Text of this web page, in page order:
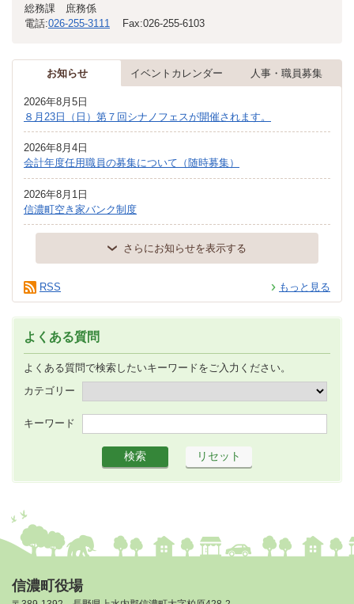
総務課 庶務係
電話:026-255-3111 Fax:026-255-6103
お知らせ イベントカレンダー 人事・職員募集
2026年8月5日
８月23日（日）第７回シナノフェスが開催されます。
2026年8月4日
会計年度任用職員の募集について（随時募集）
2026年8月1日
信濃町空き家バンク制度
さらにお知らせを表示する
もっと見る
RSS
よくある質問
よくある質問で検索したいキーワードをご入力ください。
カテゴリー
キーワード
信濃町役場